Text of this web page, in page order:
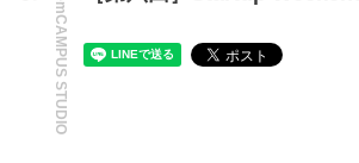
ACCESS
#emCAMPUS STUDIO